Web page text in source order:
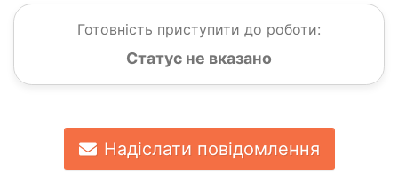
Готовність приступити до роботи:
Статус не вказано
Надіслати повідомлення